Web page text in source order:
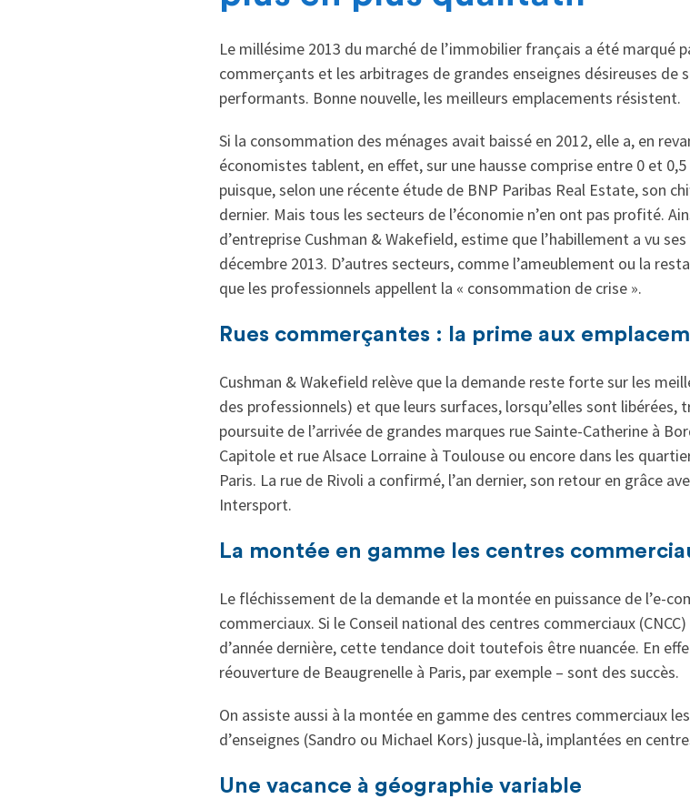
Le millésime 2013 du marché de l’immobilier français a été marqué
commerçants et les arbitrages de grandes enseignes désireuses de
performants. Bonne nouvelle, les meilleurs emplacements résistent.
Si la consommation des ménages avait baissé en 2012, elle a, en
économistes tablent, en effet, sur une hausse comprise entre 0 et
puisque, selon une récente étude de BNP Paribas Real Estate, son
dernier. Mais tous les secteurs de l’économie n’en ont pas profité.
d’entreprise Cushman & Wakefield, estime que l’habillement a vu
décembre 2013. D’autres secteurs, comme l’ameublement ou la
que les professionnels appellent la « consommation de crise ».
Rues commerçantes : la prime aux
Cushman & Wakefield relève que la demande reste forte sur les
des professionnels) et que leurs surfaces, lorsqu’elles sont
poursuite de l’arrivée de grandes marques rue Sainte-Catherine à
Capitole et rue Alsace Lorraine à Toulouse ou encore dans les
Paris. La rue de Rivoli a confirmé, l’an dernier, son retour en grâce
Intersport.
La montée en gamme les centres
Le fléchissement de la demande et la montée en puissance de l’e-
commerciaux. Si le Conseil national des centres commerciaux
d’année dernière, cette tendance doit toutefois être nuancée. En
réouverture de Beaugrenelle à Paris, par exemple – sont des succès.
On assiste aussi à la montée en gamme des centres commerciaux
d’enseignes (Sandro ou Michael Kors) jusque-là, implantées en
Une vacance à géographie variable